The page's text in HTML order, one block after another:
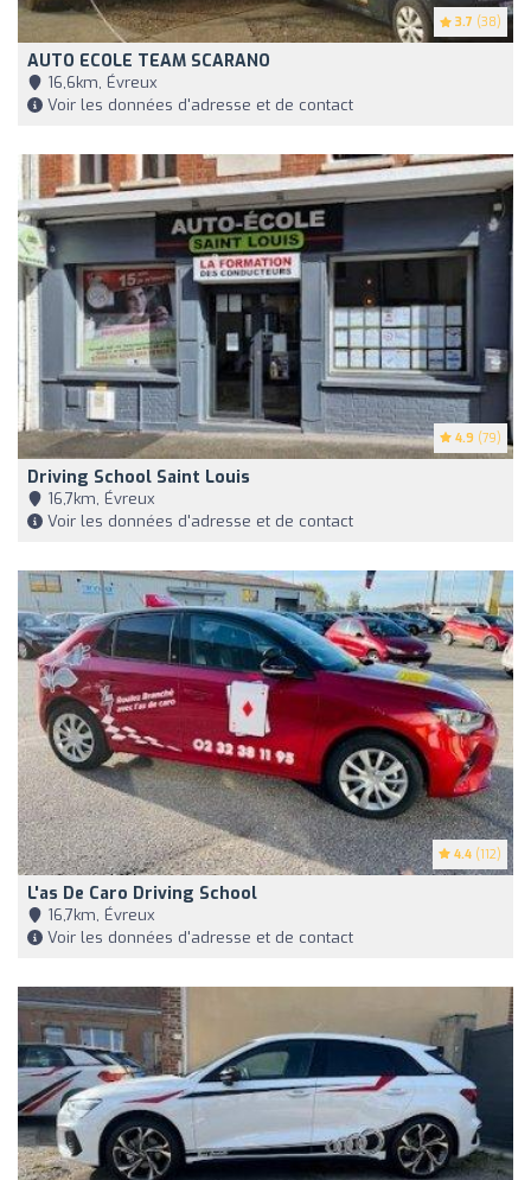
3.7 (38)
AUTO ECOLE TEAM SCARANO
16,6km, Évreux
Voir les données d'adresse et de contact
4.9 (79)
Driving School Saint Louis
16,7km, Évreux
Voir les données d'adresse et de contact
4.4 (112)
L'as De Caro Driving School
16,7km, Évreux
Voir les données d'adresse et de contact